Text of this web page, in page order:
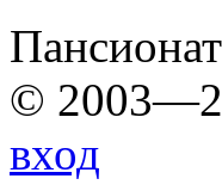
©
вход